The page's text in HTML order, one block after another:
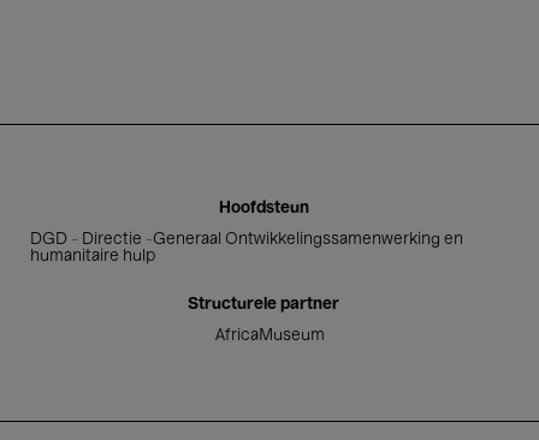
Hoofdsteun
DGD - Directie -Generaal Ontwikkelingssamenwerking en
humanitaire hulp
Structurele partner
AfricaMuseum